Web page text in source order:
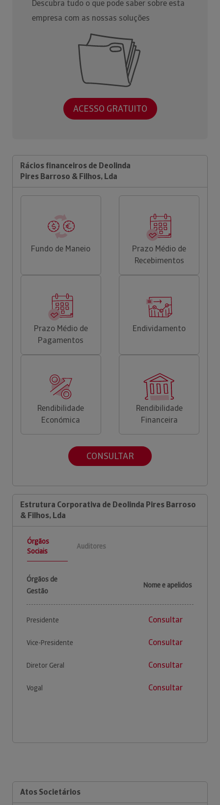
Descubra tudo o que pode saber sobre esta
empresa com as nossas soluções
ACESSO GRATUITO
Rácios financeiros de Deolinda
Pires Barroso & Filhos, Lda
Fundo de Maneio
Prazo Médio de
Recebimentos
Prazo Médio de
Pagamentos
Endividamento
Rendibilidade
Económica
Rendibilidade
Financeira
CONSULTAR
Estrutura Corporativa de Deolinda Pires Barroso
& Filhos, Lda
Órgãos
Sociais
Auditores
Órgãos de
Gestão
Nome e apelidos
Presidente Consultar
Vice-Presidente Consultar
Diretor Geral Consultar
Vogal Consultar
Atos Societários